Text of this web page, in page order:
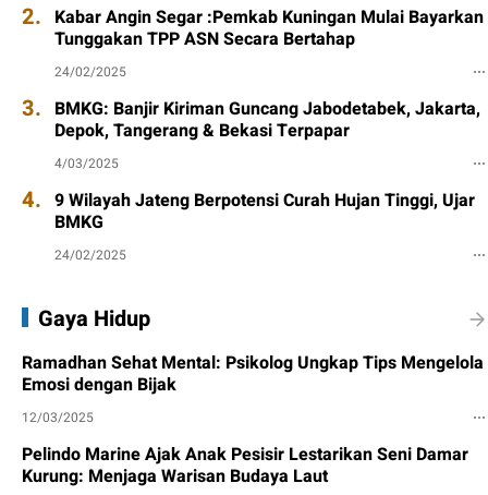
2. Kabar Angin Segar :Pemkab Kuningan Mulai Bayarkan
Tunggakan TPP ASN Secara Bertahap
24/02/2025
3. BMKG: Banjir Kiriman Guncang Jabodetabek, Jakarta,
Depok, Tangerang & Bekasi Terpapar
4/03/2025
4. 9 Wilayah Jateng Berpotensi Curah Hujan Tinggi, Ujar
BMKG
24/02/2025
Gaya Hidup
Ramadhan Sehat Mental: Psikolog Ungkap Tips Mengelola
Emosi dengan Bijak
12/03/2025
Pelindo Marine Ajak Anak Pesisir Lestarikan Seni Damar
Kurung: Menjaga Warisan Budaya Laut